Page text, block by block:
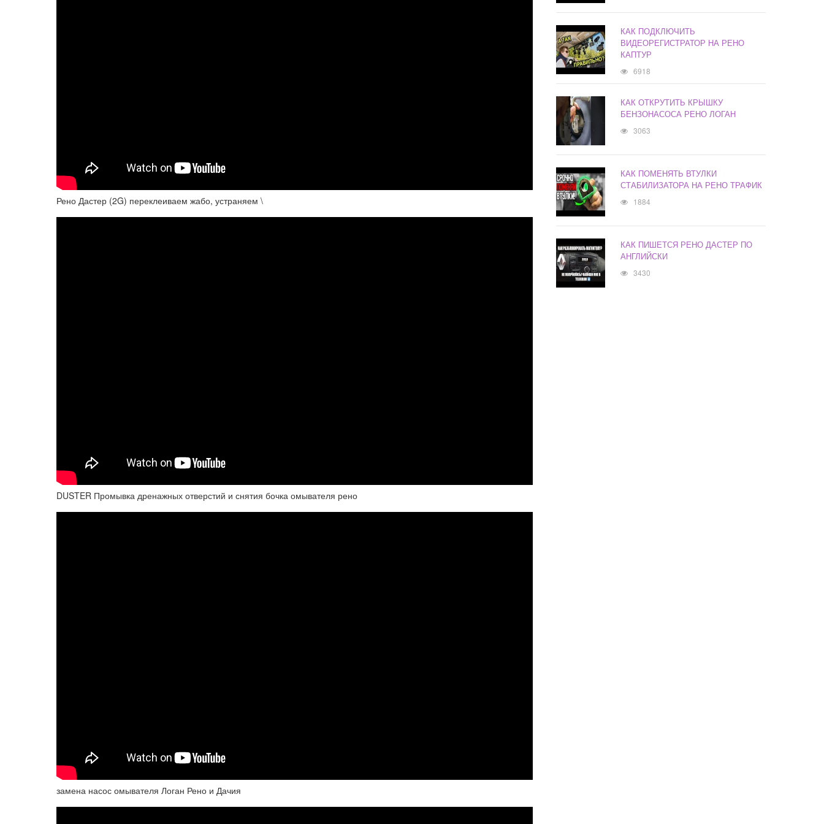
Рено Дастер (2G) переклеиваем жабо, устраняем \
DUSTER Промывка дренажных отверстий и снятия бочка омывателя рено
замена насос омывателя Логан Рено и Дачия
КАК ПОДКЛЮЧИТЬ
ВИДЕОРЕГИСТРАТОР НА РЕНО
КАПТУР
6918
КАК ОТКРУТИТЬ КРЫШКУ
БЕНЗОНАСОСА РЕНО ЛОГАН
3063
КАК ПОМЕНЯТЬ ВТУЛКИ
СТАБИЛИЗАТОРА НА РЕНО ТРАФИК
1884
КАК ПИШЕТСЯ РЕНО ДАСТЕР ПО
АНГЛИЙСКИ
3430